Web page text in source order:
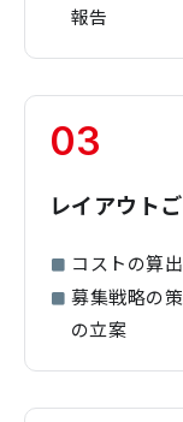
報告
03
レイアウト
コストの算
募集戦略の
の立案